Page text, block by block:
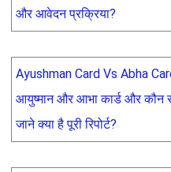
और आवेदन प्रक्रिया?
Ayushman Card Vs Abha
आयुष्मान और आभा कार्ड और कौन
जाने क्या है पूरी रिपोर्ट?